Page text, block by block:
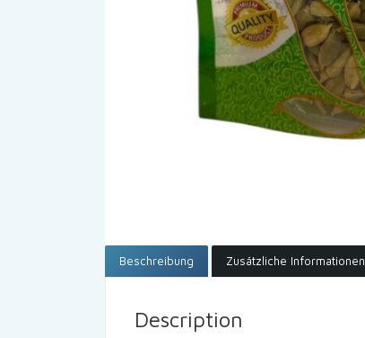
Beschreibung Zusätzliche Informationen
Description